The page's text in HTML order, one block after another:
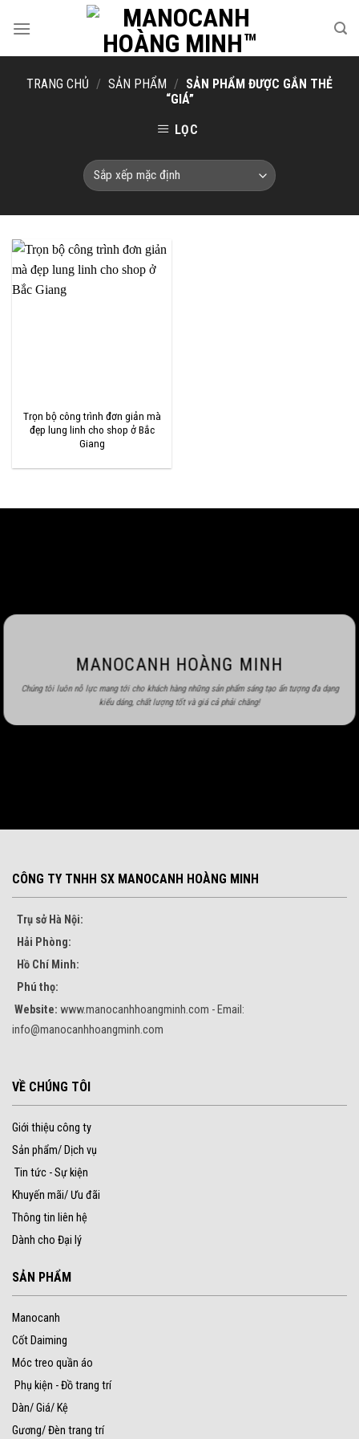
TRANG CHỦ / SẢN PHẨM / SẢN PHẨM ĐƯỢC GẮN THẺ
“GIÁ”
LỌC
Trọn bộ công trình đơn giản mà
đẹp lung linh cho shop ở Bắc
Giang
MANOCANH HOÀNG MINH
Chúng tôi luôn nỗ lực mang tới cho khách hàng những sản phẩm sáng tạo ấn tượng đa dạng
kiểu dáng, chất lượng tốt và giá cả phải chăng!
CÔNG TY TNHH SX MANOCANH HOÀNG MINH
Trụ sở Hà Nội:
Hải Phòng:
Hồ Chí Minh:
Phú thọ:
Website: www.manocanhhoangminh.com - Email:
info@manocanhhoangminh.com
VỀ CHÚNG TÔI
Giới thiệu công ty
Sản phẩm/ Dịch vụ
Tin tức - Sự kiện
Khuyến mãi/ Ưu đãi
Thông tin liên hệ
Dành cho Đại lý
SẢN PHẨM
Manocanh
Cốt Daiming
Móc treo quần áo
Phụ kiện - Đồ trang trí
Dàn/ Giá/ Kệ
Gương/ Đèn trang trí